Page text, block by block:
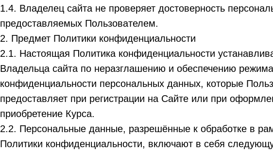
1.4. Владелец сайта не проверяет достоверность
предоставляемых Пользователем.
2. Предмет Политики конфиденциальности
2.1. Настоящая Политика конфиденциальности
Владельца сайта по неразглашению и обеспечению
конфиденциальности персональных данных, которые
предоставляет при регистрации на Сайте или при
приобретение Курса.
2.2. Персональные данные, разрешённые к обработке в
Политики конфиденциальности, включают в себя